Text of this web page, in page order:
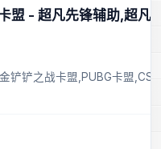
盟 - 超凡先锋辅助,超凡
铲铲之战卡盟,PUBG卡盟